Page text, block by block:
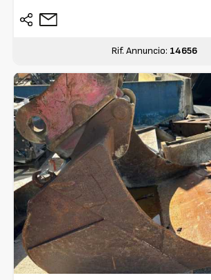
Rif. Annuncio: 14656